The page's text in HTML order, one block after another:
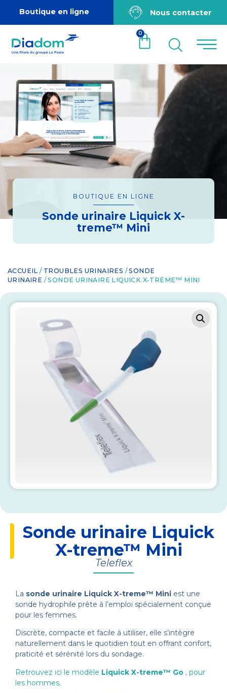
Boutique en ligne Nous contacter
0
BOUTIQUE EN LIGNE
Sonde urinaire Liquick X-
treme™ Mini
ACCUEIL / TROUBLES URINAIRES /SONDE
URINAIRE / SONDE URINAIRE LIQUICK X-TREME™ MINI
Sonde urinaire Liquick
X-treme™ Mini
Teleflex
La sonde urinaire Liquick X-treme™ Mini est une
sonde hydrophile prête à l’emploi spécialement conçue
pour les femmes.
Discrète, compacte et facile à utiliser, elle s’intègre
naturellement dans le quotidien tout en offrant confort,
praticité et sérénité lors du sondage.
Retrouvez ici le modèle Liquick X-treme™ Go , pour
les hommes.